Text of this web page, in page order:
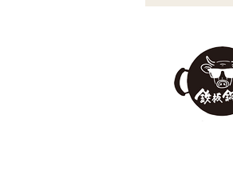
qzf4?p=406